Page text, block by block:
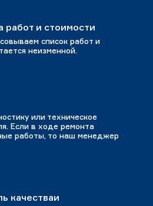
работ и стоимости
список работ и
неизменной.
или техническое
Если в ходе ремонта
работы, то наш менеджер
качестваи